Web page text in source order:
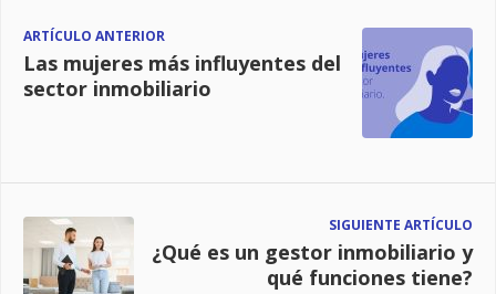
ARTÍCULO ANTERIOR
Las mujeres más influyentes del
sector inmobiliario
SIGUIENTE ARTÍCULO
¿Qué es un gestor inmobiliario y
qué funciones tiene?